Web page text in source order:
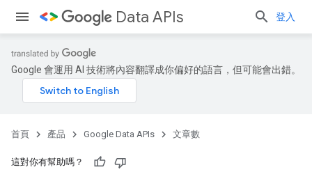
Data APIs 登入
Google 會運用 AI 技術將內容翻譯成你偏好的語言，但可能會出錯。
首頁 產品 Google Data APIs 文章數
這對你有幫助嗎？